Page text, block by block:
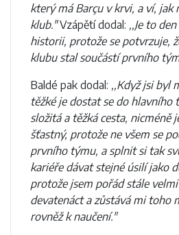
který má Barçu v krvi, a ví, jak
klub."Vzápětí dodal: ,,Je to
historii, protože se potvrzuje,
klubu stal součástí prvního
Baldé pak dodal: ,,Když jsi byl
těžké je dostat se do hlavního
složitá a těžká cesta, nicméně
šťastný, protože ne všem se
prvního týmu, a splnit si tak
kariéře dávat stejné úsilí jako
protože jsem pořád stále
devatenáct a zůstává mi toho
rovněž k naučení."